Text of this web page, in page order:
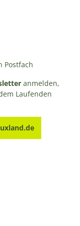
Postfach
anmelden,
Laufenden